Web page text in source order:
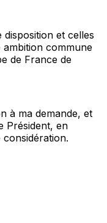
et celles
commune
de France de
à ma demande, et
Président, en
considération.